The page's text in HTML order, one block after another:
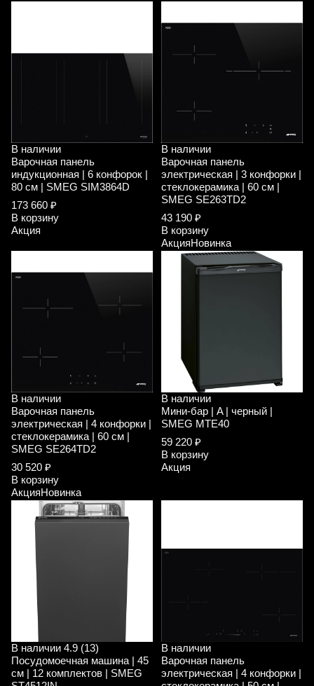
В наличии
Варочная панель
индукционная | 6 конфорок |
80 см | SMEG SIM3864D
173 660 ₽
В корзину
Акция
В наличии
Варочная панель
электрическая | 3 конфорки |
стеклокерамика | 60 см |
SMEG SE263TD2
43 190 ₽
В корзину
АкцияНовинка
В наличии
Варочная панель
электрическая | 4 конфорки |
стеклокерамика | 60 см |
SMEG SE264TD2
30 520 ₽
В корзину
АкцияНовинка
В наличии
Мини-бар | A | черный |
SMEG MTE40
59 220 ₽
В корзину
Акция
В наличии 4.9 (13)
Посудомоечная машина | 45
см | 12 комплектов | SMEG
В наличии
Варочная панель
электрическая | 4 конфорки |